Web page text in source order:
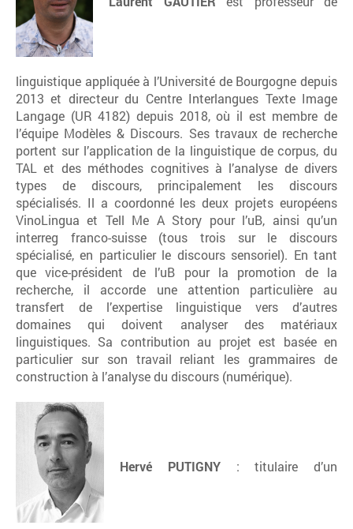
linguistique appliquée à l’Université de Bourgogne depuis
2013 et directeur du Centre Interlangues Texte Image
Langage (UR 4182) depuis 2018, où il est membre de
l’équipe Modèles & Discours. Ses travaux de recherche
portent sur l’application de la linguistique de corpus, du
TAL et des méthodes cognitives à l’analyse de divers
types de discours, principalement les discours
spécialisés. Il a coordonné les deux projets européens
VinoLingua et Tell Me A Story pour l’uB, ainsi qu’un
interreg franco-suisse (tous trois sur le discours
spécialisé, en particulier le discours sensoriel). En tant
que vice-président de l’uB pour la promotion de la
recherche, il accorde une attention particulière au
transfert de l’expertise linguistique vers d’autres
domaines qui doivent analyser des matériaux
linguistiques. Sa contribution au projet est basée en
particulier sur son travail reliant les grammaires de
construction à l’analyse du discours (numérique).
Hervé PUTIGNY: titulaire d’un